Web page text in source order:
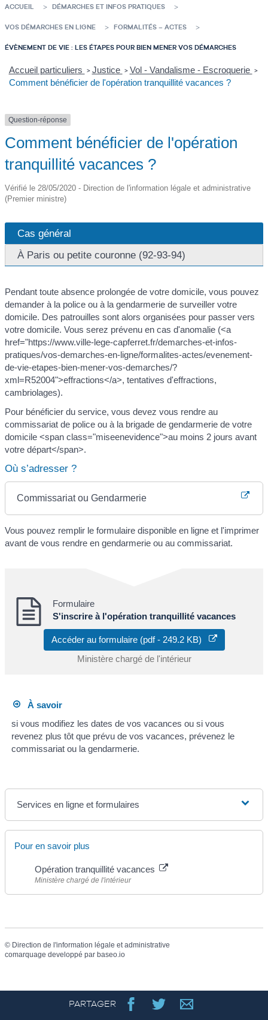
ACCUEIL DÉMARCHES ET INFOS PRATIQUES
VOS DÉMARCHES EN LIGNE FORMALITÉS – ACTES
ÉVÈNEMENT DE VIE : LES ÉTAPES POUR BIEN MENER VOS DÉMARCHES
Accueil particuliers > Justice > Vol - Vandalisme - Escroquerie >
Comment bénéficier de l'opération tranquillité vacances ?
Question-réponse
Comment bénéficier de l'opération
tranquillité vacances ?
Vérifié le 28/05/2020 - Direction de l'information légale et administrative
(Premier ministre)
Cas général
À Paris ou petite couronne (92-93-94)
Pendant toute absence prolongée de votre domicile, vous pouvez
demander à la police ou à la gendarmerie de surveiller votre
domicile. Des patrouilles sont alors organisées pour passer vers
votre domicile. Vous serez prévenu en cas d'anomalie (<a
href="https://www.ville-lege-capferret.fr/demarches-et-infos-
pratiques/vos-demarches-en-ligne/formalites-actes/evenement-
de-vie-etapes-bien-mener-vos-demarches/?
xml=R52004">effractions</a>, tentatives d'effractions,
cambriolages).
Pour bénéficier du service, vous devez vous rendre au
commissariat de police ou à la brigade de gendarmerie de votre
domicile <span class="miseenevidence">au moins 2 jours avant
votre départ</span>.
Où s’adresser ?
Commissariat ou Gendarmerie
Vous pouvez remplir le formulaire disponible en ligne et l'imprimer
avant de vous rendre en gendarmerie ou au commissariat.
Formulaire
S'inscrire à l'opération tranquillité vacances
Accéder au formulaire (pdf - 249.2 KB)
Ministère chargé de l'intérieur
À savoir
si vous modifiez les dates de vos vacances ou si vous
revenez plus tôt que prévu de vos vacances, prévenez le
commissariat ou la gendarmerie.
Services en ligne et formulaires
Pour en savoir plus
Opération tranquillité vacances
Ministère chargé de l'intérieur
© Direction de l'information légale et administrative
comarquage developpé par baseo.io
PARTAGER